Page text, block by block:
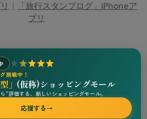
|
「旅行スタンプログ」iPhoneア
プリ
挑戦中！
」 (仮称)ショッピングモール
”評価する、新しいショッピングモール。
応援する→